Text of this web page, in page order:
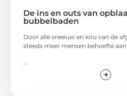
De ins en outs van
bubbelbaden
Door alle sneeuw en kou van de
steeds meer mensen behoefte aan